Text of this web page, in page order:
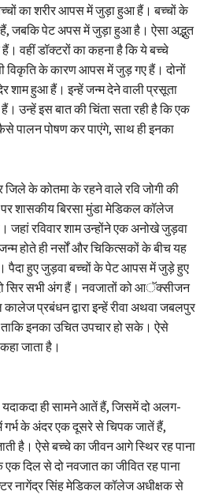
का शरीर आपस में जुड़ा हुआ हैं। बच्चों के
हैं, जबकि पेट अपस में जुड़ा हुआ है। ऐसा अद्भुत
वहीं डॉक्टरों का कहना है कि ये बच्चे
विकृति के कारण आपस में जुड़ गए हैं। दोनों
शाम हुआ हैं। इन्हें जन्म देने वाली प्रसूता
उन्हें इस बात की चिंता सता रही है कि एक
पालन पोषण कर पाएंगे, साथ ही इनका
के कोतमा के रहने वाले रवि जोगी की
पर शासकीय बिरसा मुंडा मेडिकल कॉलेज
जहां रविवार शाम उन्होंने एक अनोखे जुड़वा
होते ही नर्सों और चिकित्सकों के बीच यह
पैदा हुए जुड़वा बच्चों के पेट आपस में जुड़े हुए
सिर सभी अंग हैं। नवजातों को आॅक्सीजन
प्रबंधन द्वारा इन्हें रीवा अथवा जबलपुर
ताकि इनका उचित उपचार हो सके। ऐसे
जाता है।
ही सामने आतें हैं, जिसमें दो अलग-
के अंदर एक दूसरे से चिपक जातें हैं,
है। ऐसे बच्चे का जीवन आगे स्थिर रह पाना
एक दिल से दो नवजात का जीवित रह पाना
नागेंद्र सिंह मेडिकल कॉलेज अधीक्षक से